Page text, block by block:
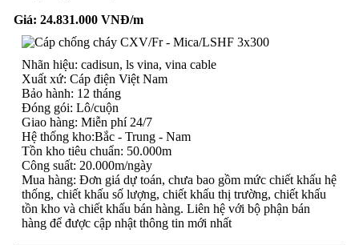
Giá: 24.831.000VNĐ/m
Nhãn hiệu: cadisun, ls vina, vina cable
Xuất xứ: Cáp điện Việt Nam
Bảo hành: 12 tháng
Đóng gói: Lô/cuộn
Giao hàng: Miễn phí 24/7
Hệ thống kho:Bắc - Trung - Nam
Tồn kho tiêu chuẩn: 50.000m
Công suất: 20.000m/ngày
Mua hàng: Đơn giá dự toán, chưa bao gồm mức chiết khấu hệ
thống, chiết khấu số lượng, chiết khấu thị trường, chiết khấu
tồn kho và chiết khấu bán hàng. Liên hệ với bộ phận bán
hàng để được cập nhật thông tin mới nhất